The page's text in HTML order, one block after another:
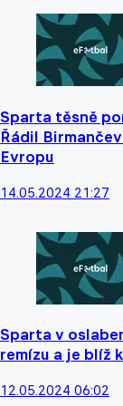
Sparta těsně
Řádil
Evropu
14.05.2024 21:27
Sparta v
remízu a je blíž
12.05.2024 06:02